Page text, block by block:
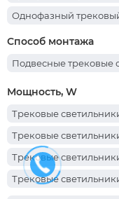
Однофазный
Трековый шинопровод
Трехфазные трековые
Способ монтажа
Подвесные трековые
Мощность, W
Трековые
Трековые
Трековые
Трековые